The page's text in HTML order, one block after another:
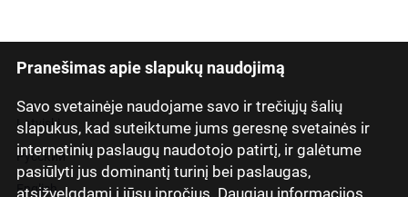
Pranešimas apie slapukų naudojimą
Savo svetainėje naudojame savo ir trečiųjų šalių
slapukus, kad suteiktume jums geresnę svetainės ir
internetinių paslaugų naudotojo patirtį, ir galėtume
pasiūlyti jus dominantį turinį bei paslaugas,
atsižvelgdami į jūsų įpročius. Daugiau informacijos
Latviski
Русский
English